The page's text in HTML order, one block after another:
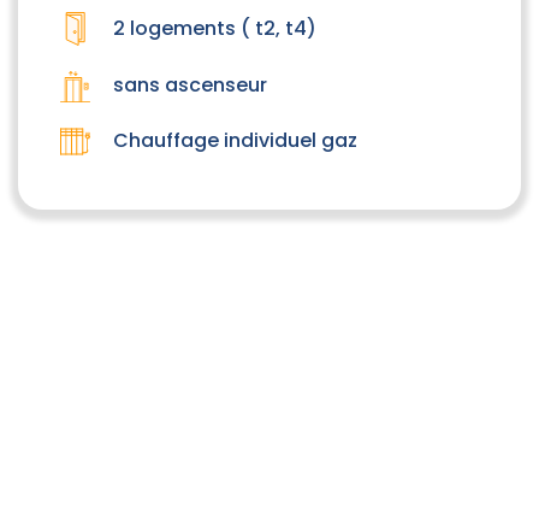
2 logements ( t2, t4)
sans ascenseur
Chauffage individuel gaz